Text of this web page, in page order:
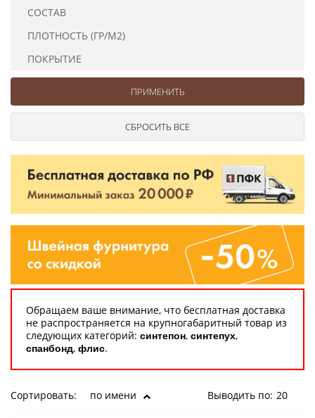
СОСТАВ
ПЛОТНОСТЬ (ГР/М2)
ПОКРЫТИЕ
Обращаем ваше внимание, что бесплатная доставка
не распространяется на крупногабаритный товар из
следующих категорий: синтепон, синтепух,
спанбонд, флис.
Сортировать: по имени Выводить по: 20
Ушковые
Цепочки шарики с замком
Ткани
Сумочная фурнитура